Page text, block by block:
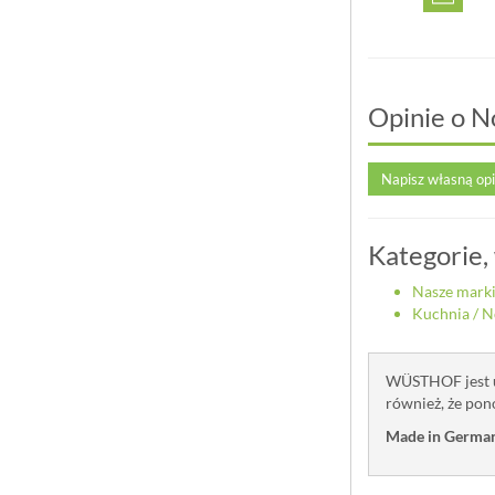
Opinie o
Napisz własną
Nasze marki
Kuchnia/
WÜSTHOF jest
również, że
Made in